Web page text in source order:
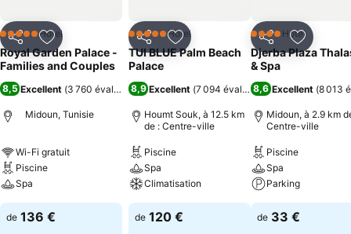
amateurs de golf. Un service de location de voitures est assuré.
PartagerAjouter à mes favoris
5 Étoiles Hôtel
Royal Garden Palace -
Families and Couples
8,5 Excellent (3 760 évaluations)
Midoun, Tunisie
Wi-Fi gratuit
Piscine
Spa
de 136 €
PartagerAjouter à mes favoris
5 Étoiles Hôtel
TUI BLUE Palm Beach
Palace
8,9 Excellent (7 094 évaluations)
Houmt Souk, à 12.5 km
de : Centre-ville
Piscine
Spa
Climatisation
de 120 €
PartagerAjouter
4 ÉtoilesHôtel
Djerba Plaza
& Spa
8,6 Excellent (8 013
Midoun, à 2.9 km
Centre-ville
Piscine
Spa
Parking
de 33 €